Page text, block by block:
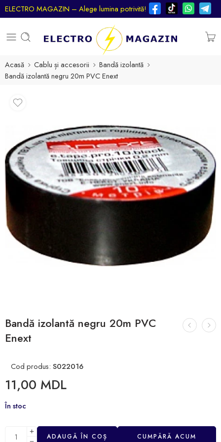
ELECTRO MAGAZIN – Alege lumina potrivită!
Acasă Cablu și accesorii
Bandă izolantă
Bandă izolantă negru 20m PVC Enext
Bandă izolantă negru 20m PVC
Enext
Cod produs: S022016
11,00 MDL
În stoc
ADAUGĂ ÎN COȘ CUMPĂRĂ ACUM